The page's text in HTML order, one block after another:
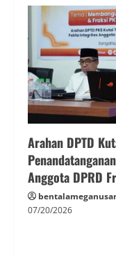
Arahan DPTD
Anggota DPRD
07/20/2026